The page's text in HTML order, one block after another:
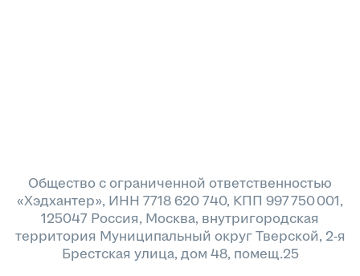
Общество с ограниченной ответственностью
«Хэдхантер», ИНН 7718 620 740, КПП 997 750 001,
125047 Россия, Москва, внутригородская
территория Муниципальный округ Тверской, 2-я
Брестская улица, дом 48, помещ.25